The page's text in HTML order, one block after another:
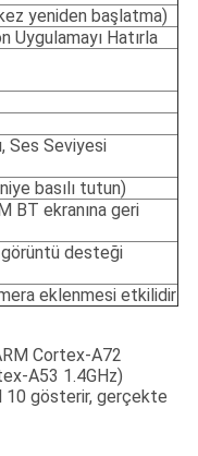
yeniden başlatma)
Uygulamayı Hatırla
Ses Seviyesi
basılı tutun)
BT ekranına geri
desteği
eklenmesi etkilidir
Cortex-A72
A53 1.4GHz)
10 gösterir, gerçekte